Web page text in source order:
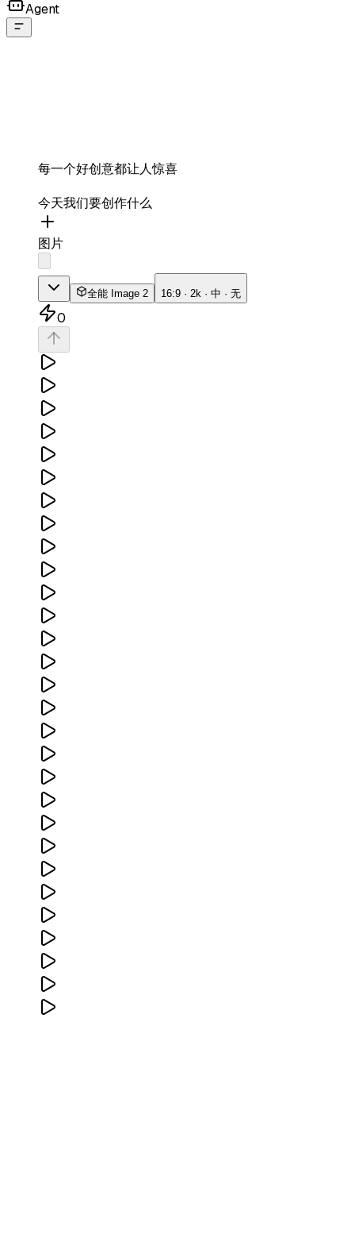
Agent
每一个好创意都让人惊喜
今天我们要创作什么
图片
全能 Image 2 16:9 · 2k · 中 · 无
0